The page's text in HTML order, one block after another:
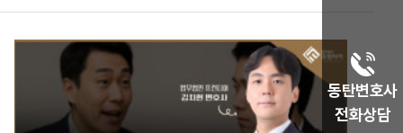
동탄변호사
전화상담